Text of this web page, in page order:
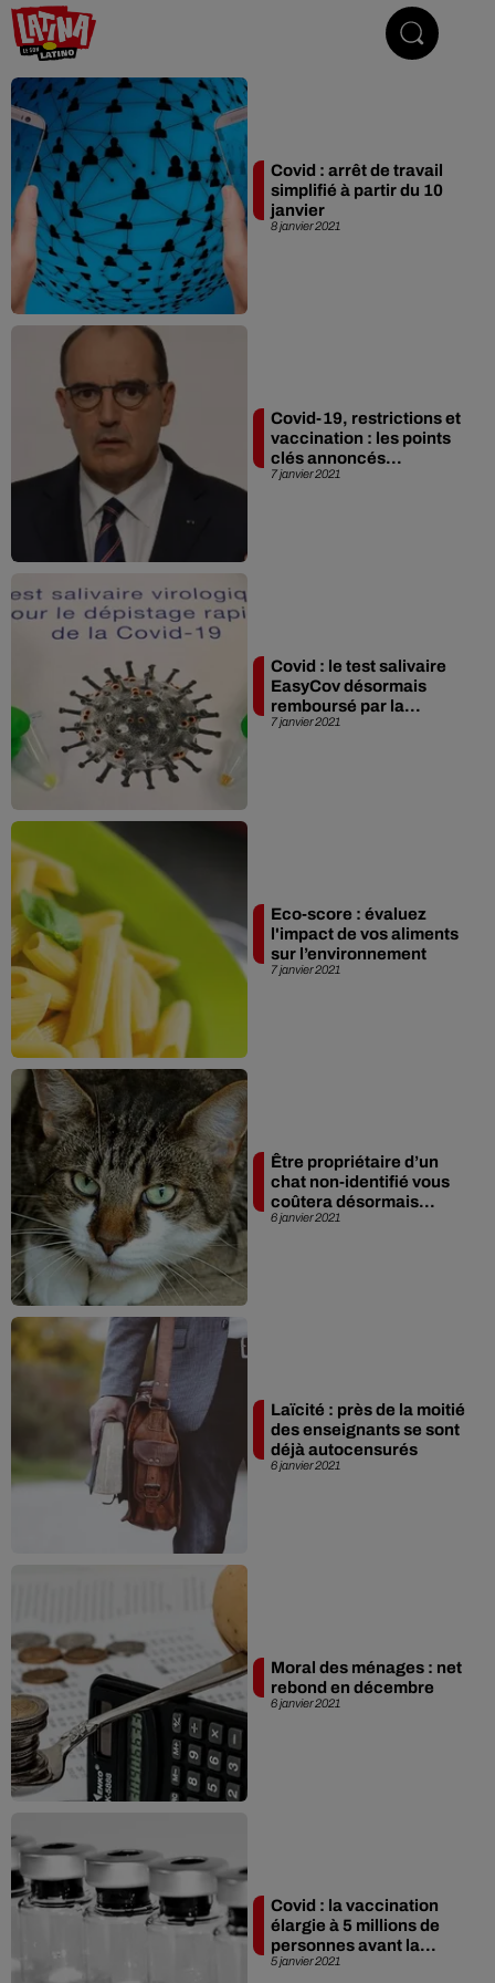
8 janvier 2021
Covid : arrêt de travail
simplifié à partir du 10
janvier
7 janvier 2021
Covid-19, restrictions et
vaccination : les points
clés annoncés...
7 janvier 2021
Covid : le test salivaire
EasyCov désormais
remboursé par la...
7 janvier 2021
Eco-score : évaluez
l'impact de vos aliments
sur l’environnement
6 janvier 2021
Être propriétaire d’un
chat non-identifié vous
coûtera désormais...
6 janvier 2021
Laïcité : près de la moitié
des enseignants se sont
déjà autocensurés
6 janvier 2021
Moral des ménages : net
rebond en décembre
5 janvier 2021
Covid : la vaccination
élargie à 5 millions de
personnes avant la...